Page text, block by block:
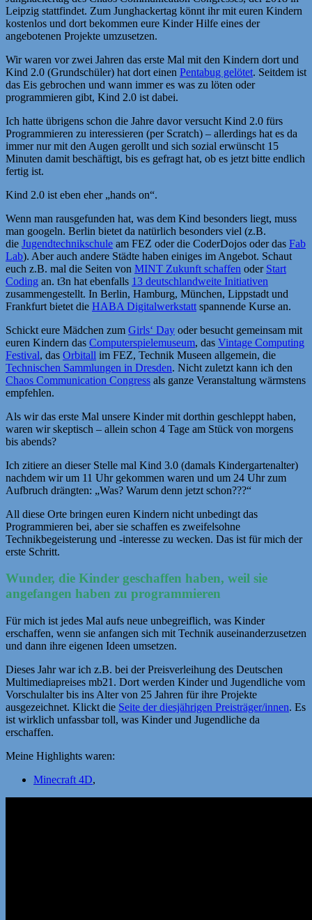
Leipzig stattfindet. Zum Junghackertag könnt ihr mit euren Kindern
kostenlos und dort bekommen eure Kinder Hilfe eines der
angebotenen Projekte umzusetzen.
Wir waren vor zwei Jahren das erste Mal mit den Kindern dort und
Kind 2.0 (Grundschüler) hat dort einen Pentabug gelötet. Seitdem ist
das Eis gebrochen und wann immer es was zu löten oder
programmieren gibt, Kind 2.0 ist dabei.
Ich hatte übrigens schon die Jahre davor versucht Kind 2.0 fürs
Programmieren zu interessieren (per Scratch) – allerdings hat es da
immer nur mit den Augen gerollt und sich sozial erwünscht 15
Minuten damit beschäftigt, bis es gefragt hat, ob es jetzt bitte endlich
fertig ist.
Kind 2.0 ist eben eher „hands on“.
Wenn man rausgefunden hat, was dem Kind besonders liegt, muss
man googeln. Berlin bietet da natürlich besonders viel (z.B.
die Jugendtechnikschule am FEZ oder die CoderDojos oder das Fab
Lab). Aber auch andere Städte haben einiges im Angebot. Schaut
euch z.B. mal die Seiten von MINT Zukunft schaffen oder Start
Coding an. t3n hat ebenfalls 13 deutschlandweite Initiativen
zusammengestellt. In Berlin, Hamburg, München, Lippstadt und
Frankfurt bietet die HABA Digitalwerkstatt spannende Kurse an.
Schickt eure Mädchen zum Girls‘ Day oder besucht gemeinsam mit
euren Kindern das Computerspielemuseum, das Vintage Computing
Festival, das Orbitall im FEZ, Technik Museen allgemein, die
Technischen Sammlungen in Dresden. Nicht zuletzt kann ich den
Chaos Communication Congress als ganze Veranstaltung wärmstens
empfehlen.
Als wir das erste Mal unsere Kinder mit dorthin geschleppt haben,
waren wir skeptisch – allein schon 4 Tage am Stück von morgens
bis abends?
Ich zitiere an dieser Stelle mal Kind 3.0 (damals Kindergartenalter)
nachdem wir um 11 Uhr gekommen waren und um 24 Uhr zum
Aufbruch drängten: „Was? Warum denn jetzt schon???“
All diese Orte bringen euren Kindern nicht unbedingt das
Programmieren bei, aber sie schaffen es zweifelsohne
Technikbegeisterung und -interesse zu wecken. Das ist für mich der
erste Schritt.
Wunder, die Kinder geschaffen haben, weil sie
angefangen haben zu programmieren
Für mich ist jedes Mal aufs neue unbegreiflich, was Kinder
erschaffen, wenn sie anfangen sich mit Technik auseinanderzusetzen
und dann ihre eigenen Ideen umsetzen.
Dieses Jahr war ich z.B. bei der Preisverleihung des Deutschen
Multimediapreises mb21. Dort werden Kinder und Jugendliche vom
Vorschulalter bis ins Alter von 25 Jahren für ihre Projekte
ausgezeichnet. Klickt die Seite der diesjährigen Preisträger/innen. Es
ist wirklich unfassbar toll, was Kinder und Jugendliche da
erschaffen.
Meine Highlights waren:
Minecraft 4D,